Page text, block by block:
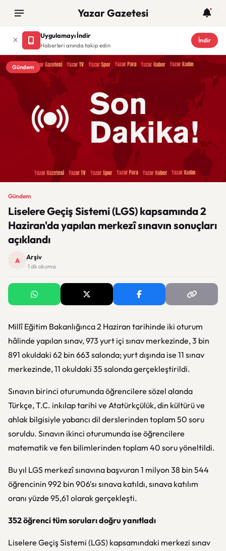
Yazar Gazetesi
Uygulamayı İndir
Haberleri anında takip edin
İndir
Gündem
Gündem
Liselere Geçiş Sistemi (LGS) kapsamında 2
Haziran'da yapılan merkezî sınavın sonuçları
açıklandı
A Arşiv
· 1 dk okuma
Millî Eğitim Bakanlığınca 2 Haziran tarihinde iki oturum
hâlinde yapılan sınav, 973 yurt içi sınav merkezinde, 3 bin
891 okuldaki 62 bin 663 salonda; yurt dışında ise 11 sınav
merkezinde, 11 okuldaki 35 salonda gerçekleştirildi.
Sınavın birinci oturumunda öğrencilere sözel alanda
Türkçe, T.C. inkılap tarihi ve Atatürkçülük, din kültürü ve
ahlak bilgisiyle yabancı dil derslerinden toplam 50 soru
soruldu. Sınavın ikinci oturumunda ise öğrencilere
matematik ve fen bilimlerinden toplam 40 soru yöneltildi.
Bu yıl LGS merkezî sınavına başvuran 1 milyon 38 bin 544
öğrencinin 992 bin 906'sı sınava katıldı, sınava katılım
oranı yüzde 95,61 olarak gerçekleşti.
352 öğrenci tüm soruları doğru yanıtladı
Liselere Geçiş Sistemi (LGS) kapsamındaki merkezi sınav